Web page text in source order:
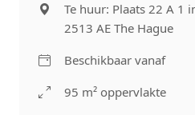
Te huur: Plaats 22 A 1
2513 AE The Hague
Beschikbaar vanaf
95 m² oppervlakte